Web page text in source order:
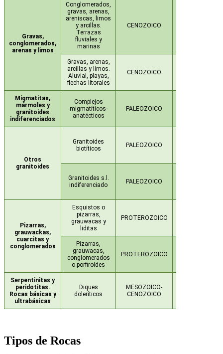
Gravas,
conglomerados,
arenas y limos
Conglomerados,
gravas, arenas,
areniscas, limos
y arcillas.
Terrazas
fluviales y
marinas
CENOZOICO
Gravas, arenas,
arcillas y limos.
Aluvial, playas,
flechas litorales
CENOZOICO
Migmatitas,
mármoles y
granitoides
indiferenciados
Complejos
migmatíticos-
anatécticos
PALEOZOICO
Otros
granitoides
Granitoides
biotíticos
PALEOZOICO
Granitoides s.l.
indiferenciado
PALEOZOICO
Pizarras,
grauwackas,
cuarcitas y
conglomerados
Esquistos o
pizarras,
grauwacas y
liditas
PROTEROZOICO
Pizarras,
grauwacas,
conglomerados
o porfiroides
PROTEROZOICO
Serpentinitas y
peridotitas.
Rocas básicas y
ultrabásicas
Diques
doleríticos
MESOZOICO-
CENOZOICO
Tipos de Rocas